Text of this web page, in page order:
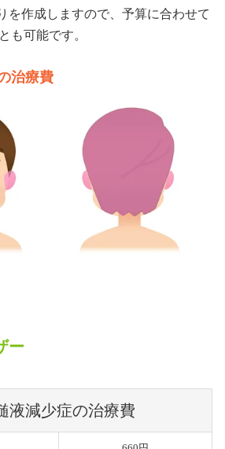
を作成しますので、予算に合わせて
も可能です。
治療費
ー
液減少症の治療費